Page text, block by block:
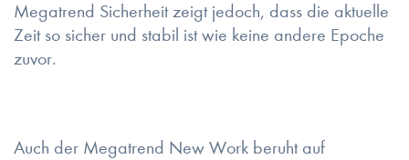
Megatrend Sicherheit zeigt jedoch, dass die aktuelle
Zeit so sicher und stabil ist wie keine andere Epoche
zuvor.
Auch der Megatrend New Work beruht auf